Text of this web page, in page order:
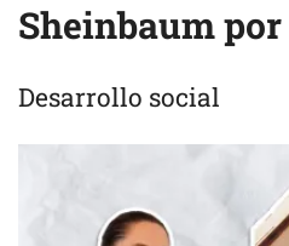
Sheinbaum
Desarrollo social